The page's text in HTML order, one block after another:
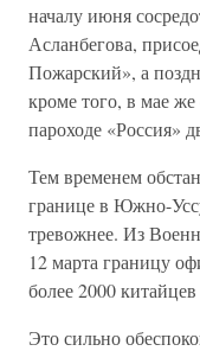
началу июня
Асланбегова,
Пожарский», а
кроме того, в мае
пароходе «Россия»
Тем временем
границе в Южно-
тревожнее. Из
12 марта границу
более 2000
Это сильно